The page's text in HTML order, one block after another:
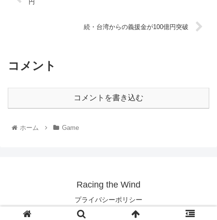
円
続・台湾からの義援金が100億円突破
コメント
コメントを書き込む
ホーム Game
Racing the Wind
プライバシーポリシー
Copyright © 2003-2026 Racing the Wind All Rights Reserved.